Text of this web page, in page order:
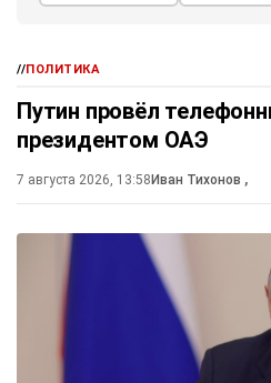
//ПОЛИТИКА
Путин провёл
президентом ОАЭ
7 августа 2026, 13:58 Иван Тихонов ,